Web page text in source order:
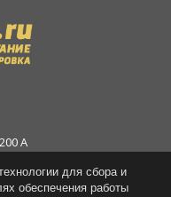
А
для сбора и
обеспечения работы